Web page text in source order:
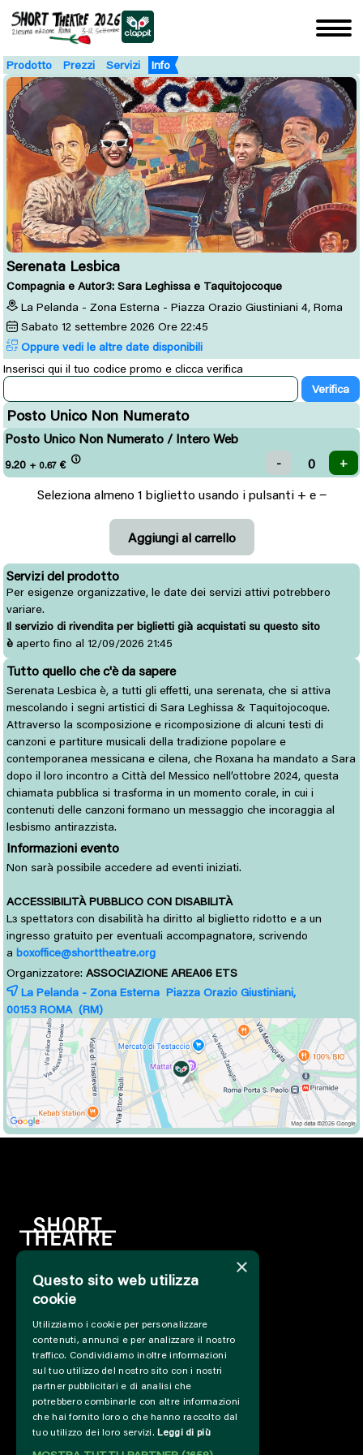
Prodotto Prezzi Servizi Info
Serenata Lesbica
Compagnia e Autor3: Sara Leghissa e Taquitojocoque
La Pelanda - Zona Esterna - Piazza Orazio Giustiniani 4, Roma
Sabato 12 settembre 2026 Ore 22:45
Oppure vedi le altre date disponibili
Inserisci qui il tuo codice promo e clicca verifica
Posto Unico Non Numerato
Posto Unico Non Numerato / Intero Web
9.20 + 0.67 €
Seleziona almeno 1 biglietto usando i pulsanti + e −
Servizi del prodotto
Per esigenze organizzative, le date dei servizi attivi potrebbero
variare.
Il servizio di rivendita per biglietti già acquistati su questo sito
è aperto fino al 12/09/2026 21:45
Tutto quello che c'è da sapere
Serenata Lesbica è, a tutti gli effetti, una serenata, che si attiva
mescolando i segni artistici di Sara Leghissa & Taquitojocoque.
Attraverso la scomposizione e ricomposizione di alcuni testi di
canzoni e partiture musicali della tradizione popolare e
contemporanea messicana e cilena, che Roxana ha mandato a Sara
dopo il loro incontro a Città del Messico nell’ottobre 2024, questa
chiamata pubblica si trasforma in un momento corale, in cui i
contenuti delle canzoni formano un messaggio che incoraggia al
lesbismo antirazzista.
Informazioni evento
Non sarà possibile accedere ad eventi iniziati.
ACCESSIBILITÀ PUBBLICO CON DISABILITÀ
Lɜ spettatorɜ con disabilità ha diritto al biglietto ridotto e a un
ingresso gratuito per eventuali accompagnatorə, scrivendo
a boxoffice@shorttheatre.org
Organizzatore: ASSOCIAZIONE AREA06 ETS
La Pelanda - Zona Esterna Piazza Orazio Giustiniani,
00153 ROMA (RM)
HOME
SOSTIENICI
PRESS&PROFESSIONAL
CHI SIAMO
PARTNER
PROGETTI E COLLABORAZIONI
CUT / ANALOGUE
×
Questo sito web utilizza
cookie
Utilizziamo i cookie per personalizzare
contenuti, annunci e per analizzare il nostro
traffico. Condividiamo inoltre informazioni
sul tuo utilizzo del nostro sito con i nostri
partner pubblicitari e di analisi che
potrebbero combinarle con altre informazioni
che hai fornito loro o che hanno raccolto dal
tuo utilizzo dei loro servizi. Leggi di più